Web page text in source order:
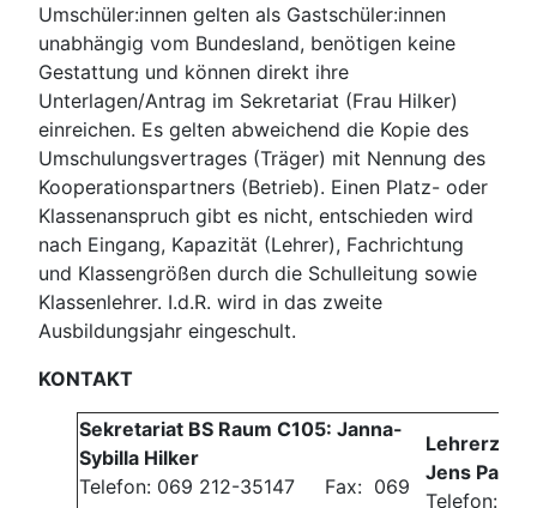
Umschüler:innen gelten als Gastschüler:innen
unabhängig vom Bundesland, benötigen keine
Gestattung und können direkt ihre
Unterlagen/Antrag im Sekretariat (Frau Hilker)
einreichen. Es gelten abweichend die Kopie des
Umschulungsvertrages (Träger) mit Nennung des
Kooperationspartners (Betrieb). Einen Platz- oder
Klassenanspruch gibt es nicht, entschieden wird
nach Eingang, Kapazität (Lehrer), Fachrichtung
und Klassengrößen durch die Schulleitung sowie
Klassenlehrer. I.d.R. wird in das zweite
Ausbildungsjahr eingeschult.
KONTAKT
Sekretariat BS Raum C105: Janna-
Sybilla Hilker
Telefon: 069 212-35147 Fax: 069
Jens
Telefon: